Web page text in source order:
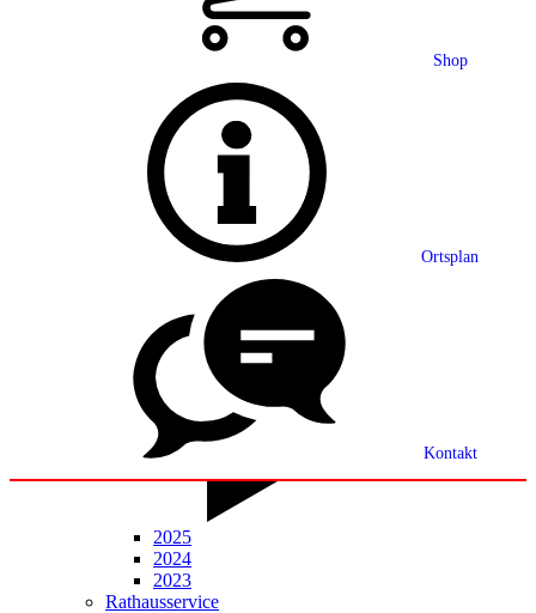
Shop
Ortsplan
Kontakt
Grußwort
Ortsplan
Partnerschaft
Statistik
Mitteilungsblatt
2025
2024
2023
Rathausservice